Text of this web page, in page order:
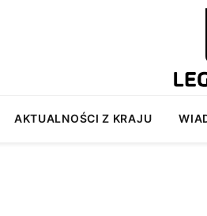
AKTUALNOŚCI Z KRAJU